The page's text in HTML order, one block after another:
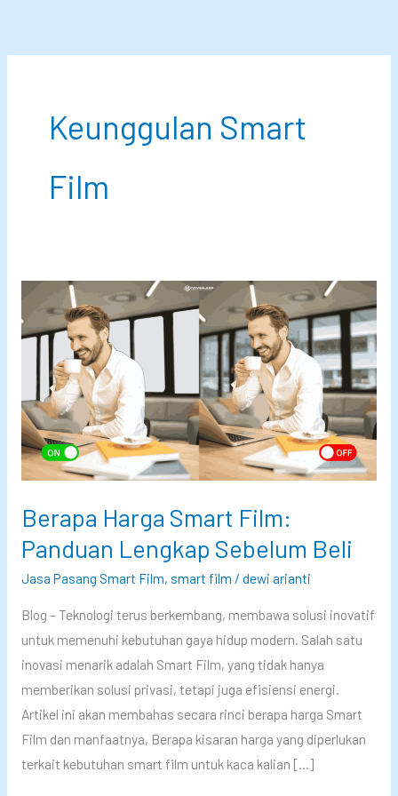
konten
Keunggulan Smart
Film
Berapa Harga Smart Film:
Panduan Lengkap Sebelum Beli
Jasa Pasang Smart Film, smart film / dewi arianti
Blog – Teknologi terus berkembang, membawa solusi inovatif
untuk memenuhi kebutuhan gaya hidup modern. Salah satu
inovasi menarik adalah Smart Film, yang tidak hanya
memberikan solusi privasi, tetapi juga efisiensi energi.
Artikel ini akan membahas secara rinci berapa harga Smart
Film dan manfaatnya, Berapa kisaran harga yang diperlukan
terkait kebutuhan smart film untuk kaca kalian […]